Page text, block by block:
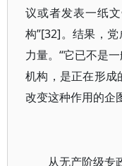
议或者发表一纸
构”[32]。结果，
力量。“它已不是
机构，是正在形成
改变这种作用的企
从无产阶级专